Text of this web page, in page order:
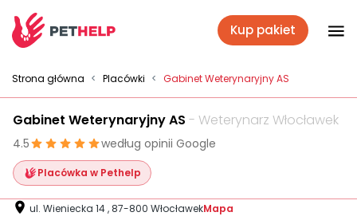
Pakiety weterynaryjne
Placówki
Kup pakiet
Strona główna < Placówki < Gabinet Weterynaryjny AS
Gabinet Weterynaryjny AS - Weterynarz Włocławek
4.5 według opinii Google
Placówka w Pethelp
ul. Wieniecka 14 , 87-800 WłocławekMapa